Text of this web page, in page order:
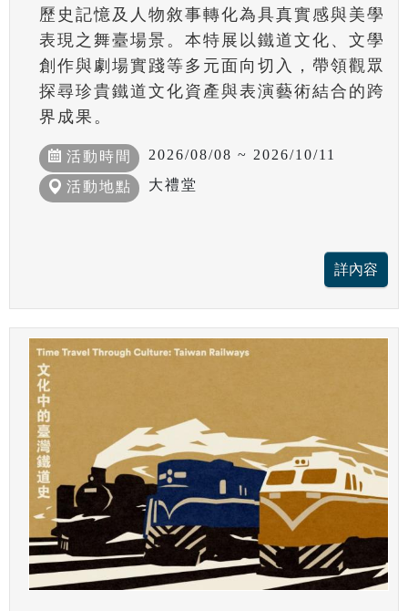
歷史記憶及人物敘事轉化為具真實感與美學
表現之舞臺場景。本特展以鐵道文化、文學
創作與劇場實踐等多元面向切入，帶領觀眾
探尋珍貴鐵道文化資產與表演藝術結合的跨
界成果。
活動時間 2026/08/08 ~ 2026/10/11
活動地點 大禮堂